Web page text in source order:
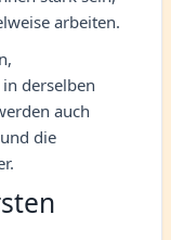
arbeiten.
derselben
auch
die